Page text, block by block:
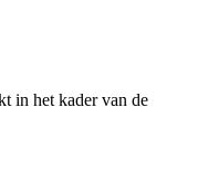
in het kader van de